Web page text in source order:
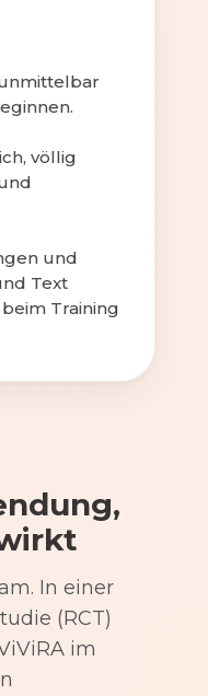
völlig
und
Text
Training
In einer
(RCT)
im